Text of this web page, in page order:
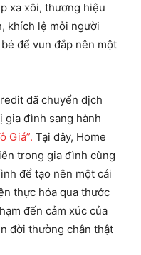
xa xôi, thương hiệu
khích lệ mỗi người
để vun đắp nên một
đã chuyển dịch
đình sang hành
Giá”. Tại đây, Home
trong gia đình cùng
để tạo nên một cái
thực hóa qua thước
đến cảm xúc của
đời thường chân thật